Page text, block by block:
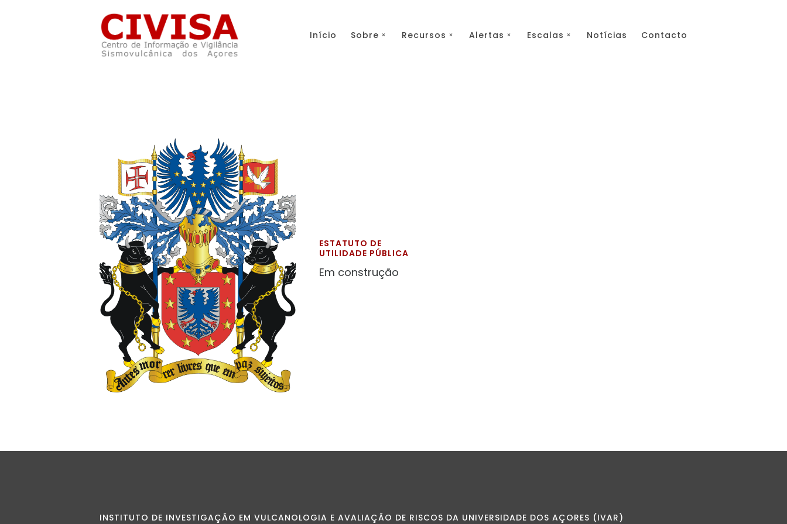
Skip to main content
Início Sobre Recursos Alertas Escalas Notícias Contacto
ESTATUTO DE
UTILIDADE PÚBLICA
Em construção
INSTITUTO DE INVESTIGAÇÃO EM VULCANOLOGIA E AVALIAÇÃO DE RISCOS DA UNIVERSIDADE DOS AÇORES (IVAR)